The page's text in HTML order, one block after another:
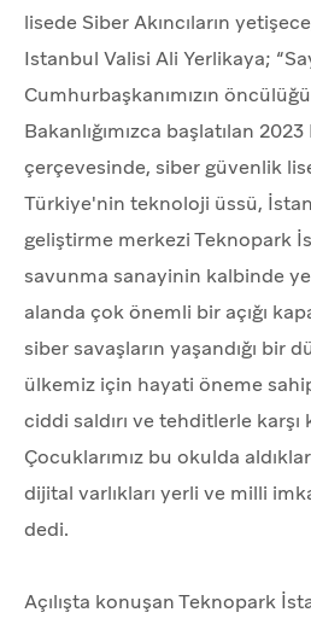
lisede Siber Akıncıların
Istanbul Valisi Ali Yerlikaya;
Cumhurbaşkanımızın
Bakanlığımızca başlatılan
çerçevesinde, siber güvenlik
Türkiye'nin teknoloji üssü,
geliştirme merkezi Teknopark
savunma sanayinin kalbinde
alanda çok önemli bir açığı
siber savaşların yaşandığı bir
ülkemiz için hayati öneme
ciddi saldırı ve tehditlerle karşı
Çocuklarımız bu okulda
dijital varlıkları yerli ve milli
dedi.
Açılışta konuşan Teknopark